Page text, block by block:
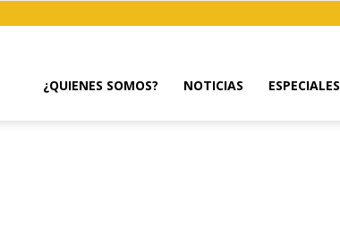
¿QUIENES SOMOS? NOTICIAS ESPECIALES